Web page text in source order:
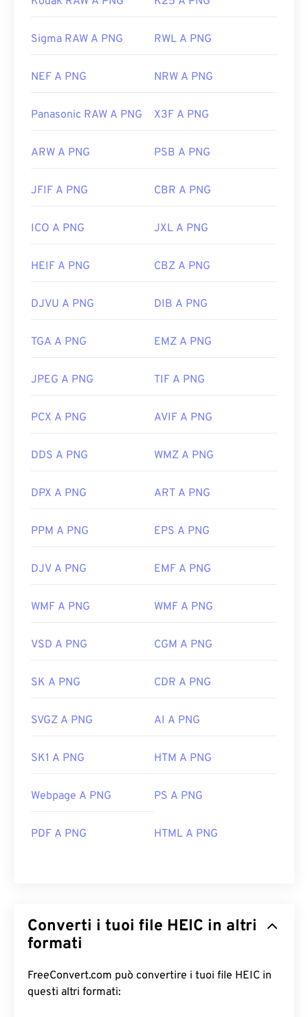
Sigma RAW A PNG RWL A PNG
NEF A PNG NRW A PNG
Panasonic RAW A PNG X3F A PNG
ARW A PNG PSB A PNG
JFIF A PNG CBR A PNG
ICO A PNG JXL A PNG
HEIF A PNG CBZ A PNG
DJVU A PNG DIB A PNG
TGA A PNG EMZ A PNG
JPEG A PNG TIF A PNG
PCX A PNG AVIF A PNG
DDS A PNG WMZ A PNG
DPX A PNG ART A PNG
PPM A PNG EPS A PNG
DJV A PNG EMF A PNG
WMF A PNG WMF A PNG
VSD A PNG CGM A PNG
SK A PNG CDR A PNG
SVGZ A PNG AI A PNG
SK1 A PNG HTM A PNG
Webpage A PNG PS A PNG
PDF A PNG HTML A PNG
Converti i tuoi file HEIC in altri
formati
FreeConvert.com può convertire i tuoi file HEIC in
questi altri formati: